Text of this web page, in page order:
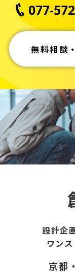
077-
無料相談
設計企
ワン
京都